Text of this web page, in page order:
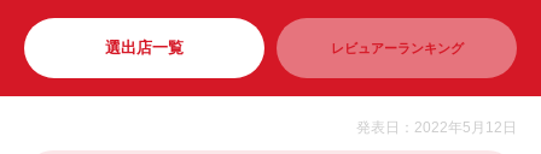
選出店一覧 レビュアーランキング
発表日：2022年5月12日